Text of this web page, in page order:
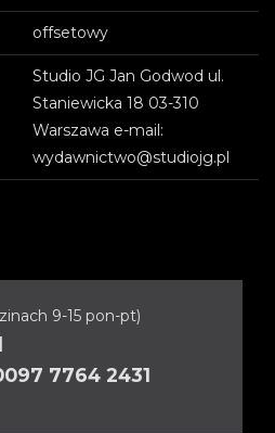
offsetowy
Studio JG Jan Godwod ul.
Staniewicka 18 03-310
Warszawa e-mail:
wydawnictwo@studiojg.pl
9-15 pon-pt)
7764 2431